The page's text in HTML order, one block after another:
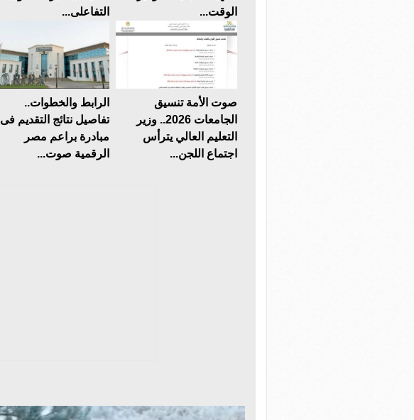
الوقت...
التفاعلى...
صوت الأمة تنسيق
الجامعات 2026.. وزير
التعليم العالي يترأس
اجتماع اللجن...
الرابط والخطوات..
تفاصيل نتائج التقديم فى
مبادرة براعم مصر
الرقمية صوت...